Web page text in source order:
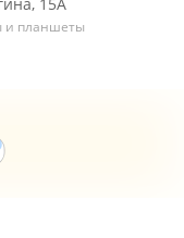
и планшеты